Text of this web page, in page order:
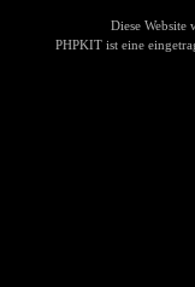
Diese Website
PHPKIT ist eine